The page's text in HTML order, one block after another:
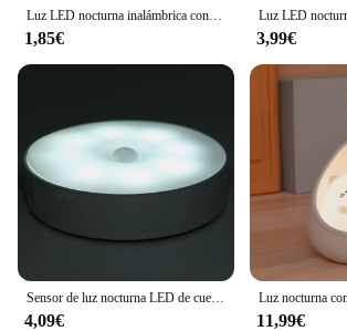
Luz LED nocturna inalámbrica con Sensor de movimiento, lámpara de barra de tira larga recargable por USB para armario de cocina, armario, mesita de noche, tubo de escalera
1,85€ 3,99€
Sensor de luz nocturna LED de cuerpo humano inteligente, uso inalámbrico magnético, sin parpadeo de vídeo, armario, escalera, cama, luz nocturna
4,09€ 11,99€